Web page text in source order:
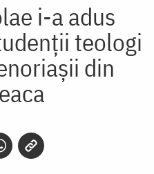
i-a adus
teologi
din